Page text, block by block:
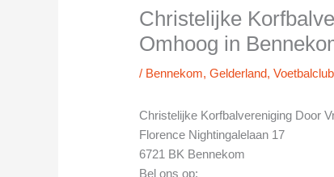
Christelijke
Omhoog in
/ Bennekom,Gelderland,Voetbalclub
Christelijke Korfbalvereniging Door
Florence Nightingalelaan 17
6721 BK Bennekom
Bel ons op: